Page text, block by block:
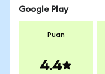
Google Play
Puan
4.4